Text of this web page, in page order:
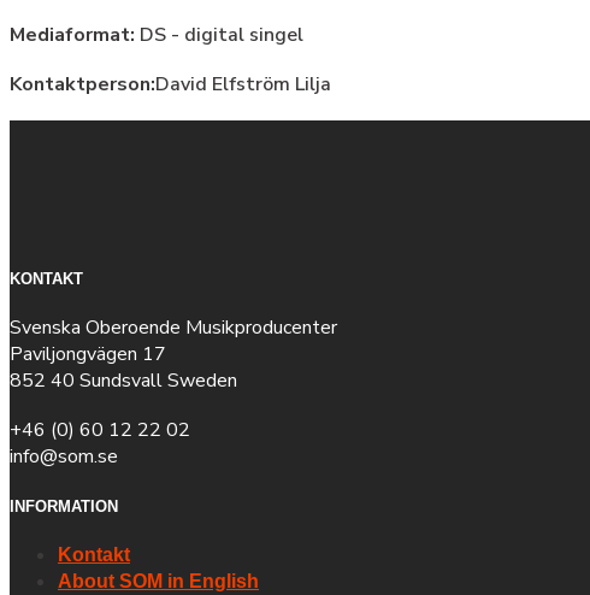
Mediaformat: DS - digital singel
Kontaktperson:David Elfström Lilja
KONTAKT
Svenska Oberoende Musikproducenter
Paviljongvägen 17
852 40 Sundsvall Sweden
+46 (0) 60 12 22 02
info@som.se
INFORMATION
Kontakt
About SOM in English